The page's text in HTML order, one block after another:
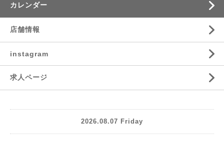
カレンダー
店舗情報
instagram
求人ページ
2026.08.07 Friday